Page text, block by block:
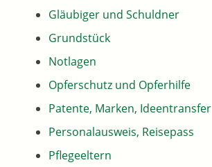
Gläubiger und Schuldner
Grundstück
Notlagen
Opferschutz und Opferhilfe
Patente, Marken, Ideentransfer
Personalausweis, Reisepass
Pflegeeltern